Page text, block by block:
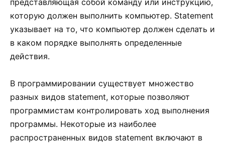
которую должен выполнить компьютер. Statement
указывает на то, что компьютер должен сделать и
в каком порядке выполнять определенные
действия.
В программировании существует множество
разных видов statement, которые позволяют
программистам контролировать ход выполнения
программы. Некоторые из наиболее
распространенных видов statement включают в